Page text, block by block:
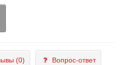
(0) Вопрос-ответ